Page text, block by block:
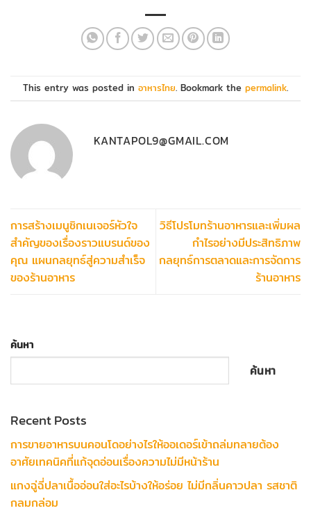
This entry was posted in อาหารไทย. Bookmark the permalink.
KANTAPOL9@GMAIL.COM
การสร้างเมนูซิกเนเจอร์หัวใจ
สำคัญของเรื่องราวแบรนด์ของ
คุณ แผนกลยุทธ์สู่ความสำเร็จ
ของร้านอาหาร
วิธีโปรโมทร้านอาหารและเพิ่มผล
กำไรอย่างมีประสิทธิภาพ
กลยุทธ์การตลาดและการจัดการ
ร้านอาหาร
ค้นหา
ค้นหา
Recent Posts
การขายอาหารบนคอนโดอย่างไรให้ออเดอร์เข้าถล่มทลายต้อง
อาศัยเทคนิคที่แก้จุดอ่อนเรื่องความไม่มีหน้าร้าน
แกงฉู่ฉี่ปลาเนื้ออ่อนใส่อะไรบ้างให้อร่อย ไม่มีกลิ่นคาวปลา รสชาติ
กลมกล่อม